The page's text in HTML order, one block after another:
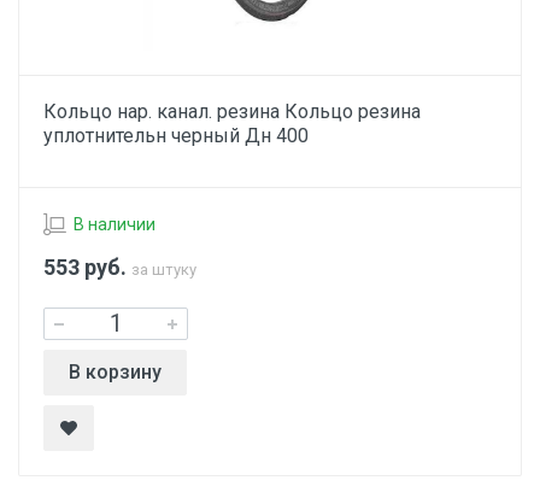
Кольцо нар. канал. резина Кольцо резина
уплотнительн черный Дн 400
В наличии
553 руб. за штуку
В корзину